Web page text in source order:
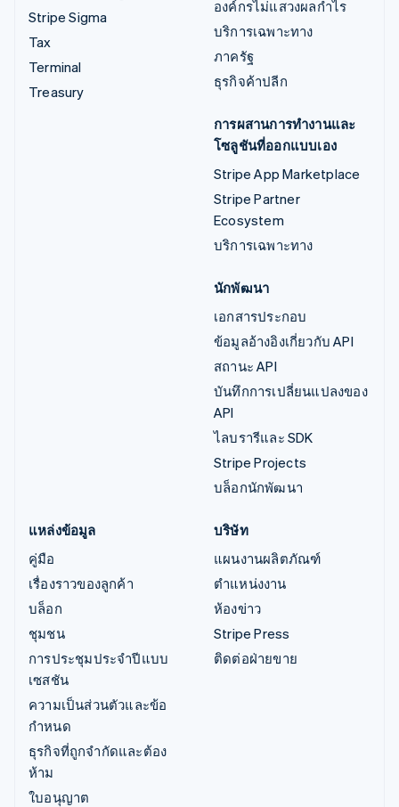
Stripe Sigma
Tax
Terminal
Treasury
องค์กรไม่แสวงผลกำไร
บริการเฉพาะทาง
ภาครัฐ
ธุรกิจค้าปลีก
การผสานการทำงานและ
โซลูชันที่ออกแบบเอง
Stripe App Marketplace
Stripe Partner
Ecosystem
บริการเฉพาะทาง
นักพัฒนา
เอกสารประกอบ
ข้อมูลอ้างอิงเกี่ยวกับ API
สถานะ API
บันทึกการเปลี่ยนแปลงของ
API
ไลบรารีและ SDK
Stripe Projects
บล็อกนักพัฒนา
แหล่งข้อมูล
คู่มือ
เรื่องราวของลูกค้า
บล็อก
ชุมชน
การประชุมประจำปีแบบ
เซสชัน
ความเป็นส่วนตัวและข้อ
กำหนด
ธุรกิจที่ถูกจำกัดและต้อง
ห้าม
ใบอนุญาต
บริษัท
แผนงานผลิตภัณฑ์
ตำแหน่งงาน
ห้องข่าว
Stripe Press
ติดต่อฝ่ายขาย